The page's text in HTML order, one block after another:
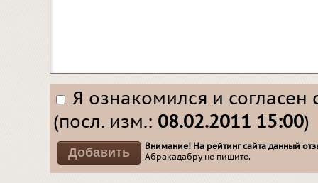
Я ознакомился и согласен
(посл. изм.: 08.02.2011 15:00)
Внимание! На рейтинг сайта данный
Абракадабру не пишите.